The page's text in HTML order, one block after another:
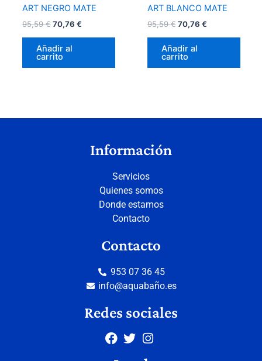
ART NEGRO MATE
95,59€ 70,76 €
Añadir al
carrito
ART BLANCO MATE
95,59€ 70,76 €
Añadir al
carrito
Información
Servicios
Quienes somos
Donde estamos
Contacto
Contacto
953 07 36 45
info@aquabaño.es
Redes sociales